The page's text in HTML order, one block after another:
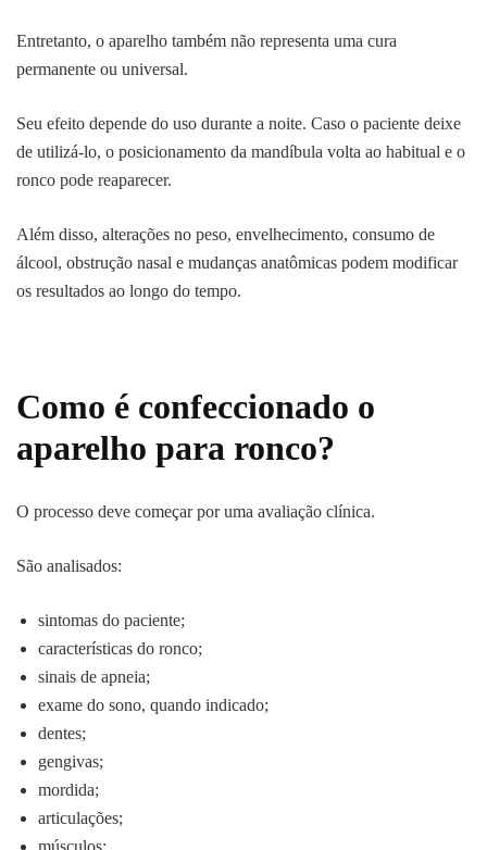
Entretanto, o aparelho também não representa uma cura
permanente ou universal.
Seu efeito depende do uso durante a noite. Caso o paciente deixe
de utilizá-lo, o posicionamento da mandíbula volta ao habitual e o
ronco pode reaparecer.
Além disso, alterações no peso, envelhecimento, consumo de
álcool, obstrução nasal e mudanças anatômicas podem modificar
os resultados ao longo do tempo.
Como é confeccionado o
aparelho para ronco?
O processo deve começar por uma avaliação clínica.
São analisados:
sintomas do paciente;
características do ronco;
sinais de apneia;
exame do sono, quando indicado;
dentes;
gengivas;
mordida;
articulações;
músculos;